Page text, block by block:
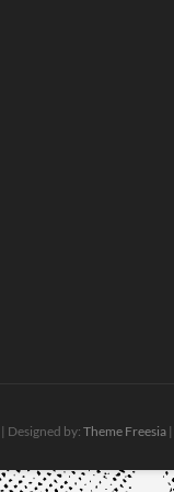
| Designed by: Theme Freesia |